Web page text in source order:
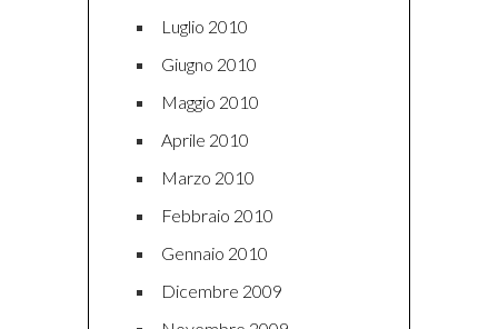
Luglio 2010
Giugno 2010
Maggio 2010
Aprile 2010
Marzo 2010
Febbraio 2010
Gennaio 2010
Dicembre 2009